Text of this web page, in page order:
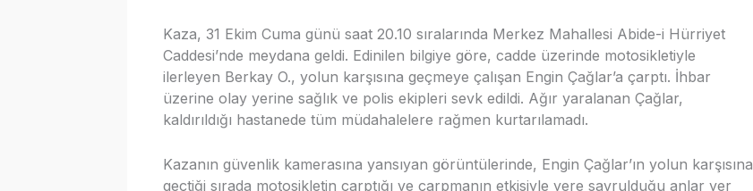
Kaza, 31 Ekim Cuma günü saat 20.10 sıralarında Merkez Mahallesi Abide-i Hürriyet
Caddesi’nde meydana geldi. Edinilen bilgiye göre, cadde üzerinde motosikletiyle
ilerleyen Berkay O., yolun karşısına geçmeye çalışan Engin Çağlar’a çarptı. İhbar
üzerine olay yerine sağlık ve polis ekipleri sevk edildi. Ağır yaralanan Çağlar,
kaldırıldığı hastanede tüm müdahalelere rağmen kurtarılamadı.
Kazanın güvenlik kamerasına yansıyan görüntülerinde, Engin Çağlar’ın yolun karşısına
geçtiği sırada motosikletin çarptığı ve çarpmanın etkisiyle yere savrulduğu anlar yer